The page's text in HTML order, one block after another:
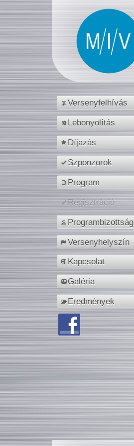
Versenyfelhívás
Lebonyolítás
Díjazás
Szponzorok
Program
Regisztráció
Programbizottság
Versenyhelyszín
Kapcsolat
Galéria
Eredmények